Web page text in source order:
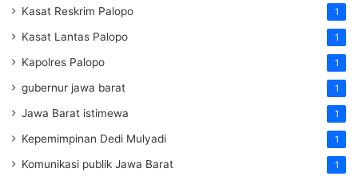
Kasat Reskrim Palopo 1
Kasat Lantas Palopo 1
Kapolres Palopo 1
gubernur jawa barat 1
Jawa Barat istimewa 1
Kepemimpinan Dedi Mulyadi 1
Komunikasi publik Jawa Barat 1